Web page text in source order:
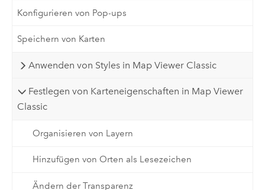
Konfigurieren von Pop-ups
Speichern von Karten
Anwenden von Styles in Map Viewer Classic
Festlegen von Karteneigenschaften in Map Viewer
Classic
Organisieren von Layern
Hinzufügen von Orten als Lesezeichen
Ändern der Transparenz